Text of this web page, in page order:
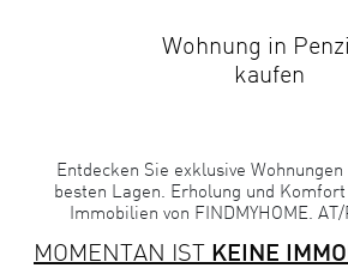
Wohnung in
kaufen
Entdecken Sie exklusive
besten Lagen. Erholung und
Immobilien von FINDMYHOME.
MOMENTAN IST KEINE